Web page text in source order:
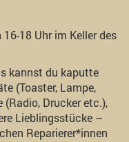
18 Uhr im Keller des
kannst du kaputte
(Toaster, Lampe,
(Radio, Drucker etc.),
Lieblingsstücke –
Reparierer*innen